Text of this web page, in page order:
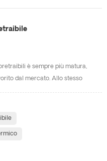
è sempre più matura,
dal mercato. Allo stesso
così velocemente e quali
a tunnel termico? (1)